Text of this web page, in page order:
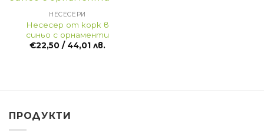
НЕСЕСЕРИ
Несесер от корк в
синьо с орнаменти
€22,50 / 44,01 лв.
ПРОДУКТИ